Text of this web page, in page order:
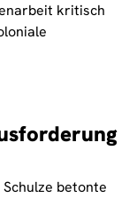
kritisch
betonte